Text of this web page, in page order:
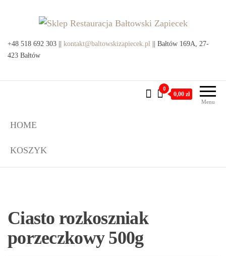
Sklep Restauracja Bałtowski
Produkty lokalne z Bałtowa i
+48 518 692 303 || kontakt@baltowskizapiecek.pl || Bałtów 169A, 27-
423 Bałtów
Menu
0
0,00 zł
HOME
KOSZYK
Ciasto rozkoszniak
porzeczkowy 500g